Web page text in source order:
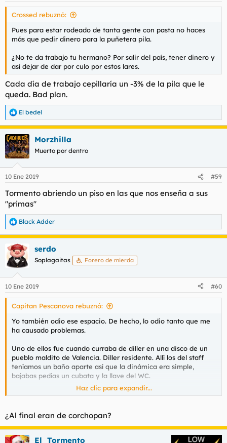
Crossed rebuznó:
Pues para estar rodeado de tanta gente con pasta no haces
más que pedir dinero para la puñetera pila.
¿No te da trabajo tu hermano? Por salir del país, tener dinero y
así dejar de dar por culo por estos lares.
Cada día de trabajo cepillaría un -3% de la pila que le
queda. Bad plan.
R
e
a
c
c
i
e
:
El bedel
Morzhilla
Muerto por dentro
10 Ene 2019 #59
Tormento abriendo un piso en las que nos enseña a sus
"primas"
R
e
c
c
i
e
s
Black Adder
serdo
Soplagaitas Forero de mierda
10 Ene 2019 #60
Capitan Pescanova rebuznó:
Yo también odio ese espacio. De hecho, lo odio tanto que me
ha causado problemas.
Uno de ellos fue cuando curraba de diller en una disco de un
pueblo maldito de Valencia. Diller residente. Allí los del staff
teníamos un baño aparte así que la dinámica era simple,
bajabas pedías un cubata y la llave del WC.
Ese fatal día se me ocurrió sacar el tema de las bufas, debido
rabiosa, dijo ya... así cualquiera, insinuando que eran operadas.
NO podía dar crédito, si esas bufas eran operadas yo me metía
a monje.
Haz clic para expandir...
¿Al final eran de corchopan?
El_Tormento